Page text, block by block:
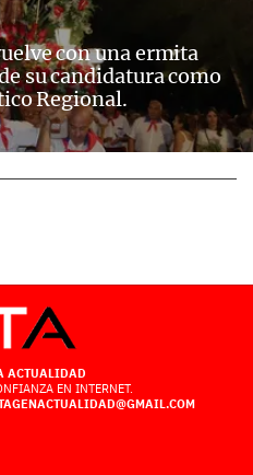
con una ermita
su candidatura como
Regional.
ACTUALIDAD
EN INTERNET.